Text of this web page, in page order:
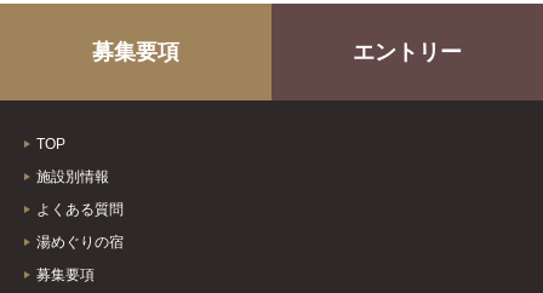
募集要項 エントリー
TOP
施設別情報
よくある質問
湯めぐりの宿
募集要項